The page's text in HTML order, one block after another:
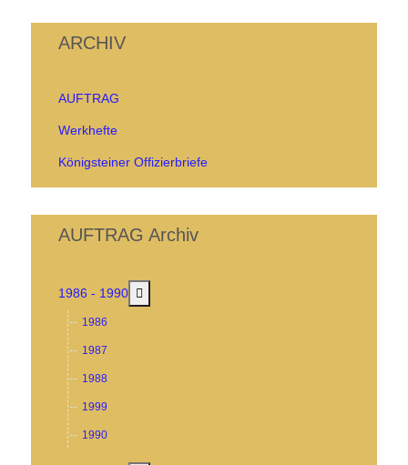
ARCHIV
AUFTRAG
Werkhefte
Königsteiner Offizierbriefe
AUFTRAG Archiv
1986 - 1990
1986
1987
1988
1999
1990